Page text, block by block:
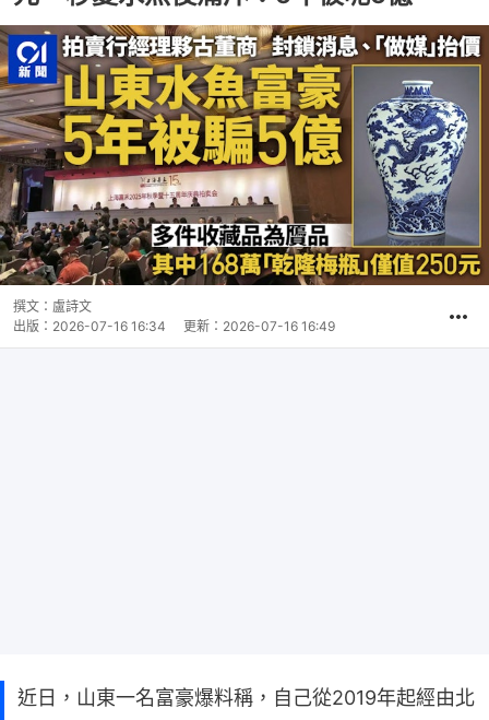
撰文： 盧詩文
出版： 2026-07-16 16:34 更新： 2026-07-16 16:49
近日，山東一名富豪爆料稱，自己從2019年起經由北